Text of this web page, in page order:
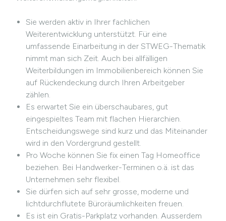
Sie werden aktiv in Ihrer fachlichen
Weiterentwicklung unterstützt. Für eine
umfassende Einarbeitung in der STWEG-Thematik
nimmt man sich Zeit. Auch bei allfälligen
Weiterbildungen im Immobilienbereich können Sie
auf Rückendeckung durch Ihren Arbeitgeber
zählen.
Es erwartet Sie ein überschaubares, gut
eingespieltes Team mit flachen Hierarchien.
Entscheidungswege sind kurz und das Miteinander
wird in den Vordergrund gestellt.
Pro Woche können Sie fix einen Tag Homeoffice
beziehen. Bei Handwerker-Terminen o.ä. ist das
Unternehmen sehr flexibel.
Sie dürfen sich auf sehr grosse, moderne und
lichtdurchflutete Büroräumlichkeiten freuen.
Es ist ein Gratis-Parkplatz vorhanden. Ausserdem